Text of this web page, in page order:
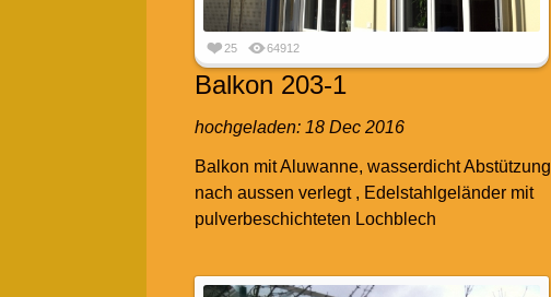
25 64912
Balkon 203-1
hochgeladen: 18 Dec 2016
Balkon mit Aluwanne, wasserdicht Abstützung
nach aussen verlegt , Edelstahlgeländer mit
pulverbeschichteten Lochblech